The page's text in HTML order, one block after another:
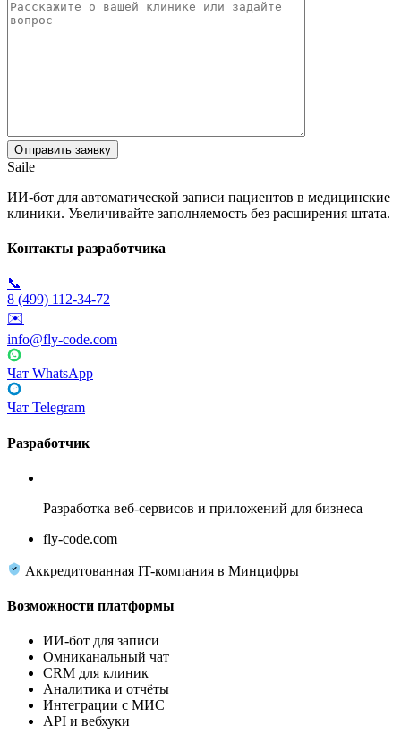
Saile
ИИ-бот для автоматической записи пациентов в медицинские
клиники. Увеличивайте заполняемость без расширения штата.
Контакты разработчика
📞
8 (499) 112-34-72
✉️
info@fly-code.com
Чат WhatsApp
Чат Telegram
Разработчик
Разработка веб-сервисов и приложений для бизнеса
fly-code.com
Аккредитованная IT-компания в Минцифры
Возможности платформы
ИИ-бот для записи
Омниканальный чат
CRM для клиник
Аналитика и отчёты
Интеграции с МИС
API и вебхуки